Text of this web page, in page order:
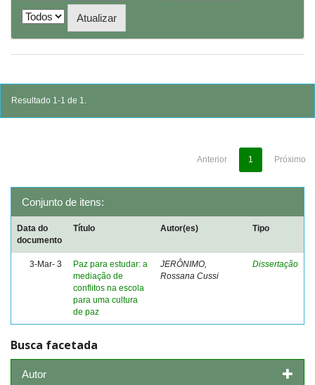
Resultado 1-1 de 1.
Anterior 1 Próximo
Conjunto de itens:
Data do
documento
Título Autor(es) Tipo
3-Mar- 3
Paz para estudar: a
mediação de
conflitos na escola
para uma cultura
de paz
JERÔNIMO,
Rossana Cussi
Dissertação
Busca facetada
Autor